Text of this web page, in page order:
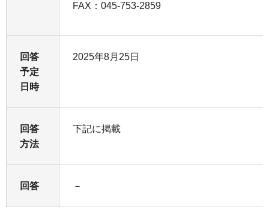
FAX：045-753-2859
回答
予定
日時
2025年8月25日
回答
方法
下記に掲載
回答 －